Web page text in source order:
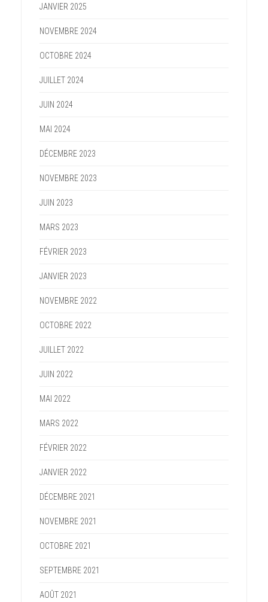
JANVIER 2025
NOVEMBRE 2024
OCTOBRE 2024
JUILLET 2024
JUIN 2024
MAI 2024
DÉCEMBRE 2023
NOVEMBRE 2023
JUIN 2023
MARS 2023
FÉVRIER 2023
JANVIER 2023
NOVEMBRE 2022
OCTOBRE 2022
JUILLET 2022
JUIN 2022
MAI 2022
MARS 2022
FÉVRIER 2022
JANVIER 2022
DÉCEMBRE 2021
NOVEMBRE 2021
OCTOBRE 2021
SEPTEMBRE 2021
AOÛT 2021